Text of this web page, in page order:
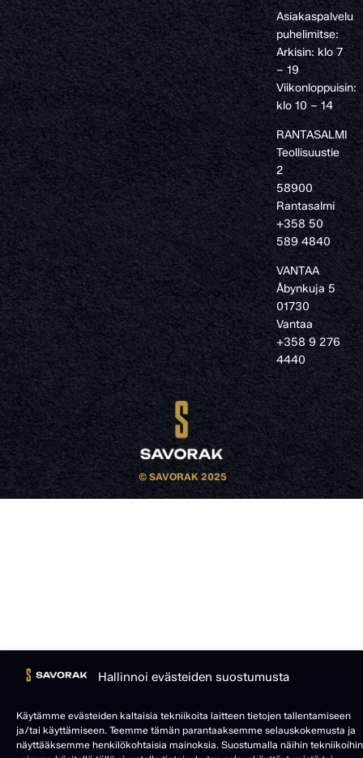
Hallinnoi evästeiden suostumusta
Käytämme evästeiden kaltaisia tekniikoita laitteen tietojen tallentamiseen
ja/tai käyttämiseen. Teemme tämän parantaaksemme selauskokemusta ja
näyttääksemme henkilökohtaisia mainoksia. Suostumalla näihin tekniikoihin
Asiakaspalvelu
puhelimitse:
Arkisin: klo 7
– 19
Viikonloppuisin:
klo 10 – 14
RANTASALMI
Teollisuustie
2
58900
Rantasalmi
+358 50
589 4840
VANTAA
Åbynkuja 5
01730
Vantaa
+358 9 276
4440
© SAVORAK 2025